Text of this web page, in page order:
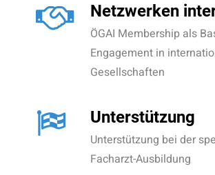
Netzwerken
ÖGAI Membership als
Engagement in
Gesellschaften
Unterstützung
Unterstützung bei der
Facharzt-Ausbildung